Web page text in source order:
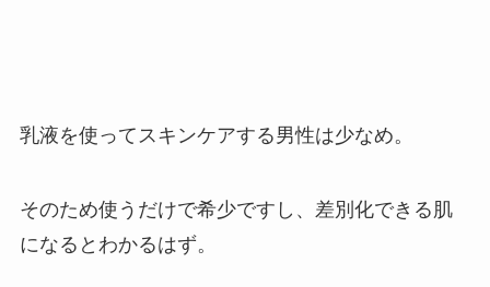
乳液を使ってスキンケアする男性は少なめ。
そのため使うだけで希少ですし、差別化できる肌
になるとわかるはず。